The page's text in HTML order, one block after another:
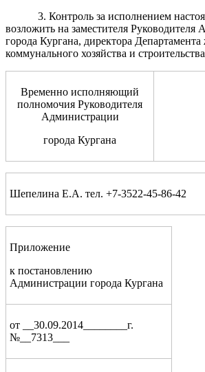
3. Контроль за исполнением
возложить на заместителя Руководителя
города Кургана, директора
коммунального хозяйства и
Временно исполняющий
полномочия Руководителя
Администрации
города Кургана
Шепелина Е.А. тел. +7-3522-45-86-42
Приложение
к постановлению
Администрации города Кургана
от __30.09.2014________г.
№__7313___